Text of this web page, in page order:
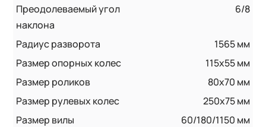
Преодолеваемый угол
наклона
6/8
Радиус разворота
1565 мм
Размер опорных колес
115x55 мм
Размер роликов
80x70 мм
Размер рулевых колес
250x75 мм
Размер вилы
60/180/1150 мм